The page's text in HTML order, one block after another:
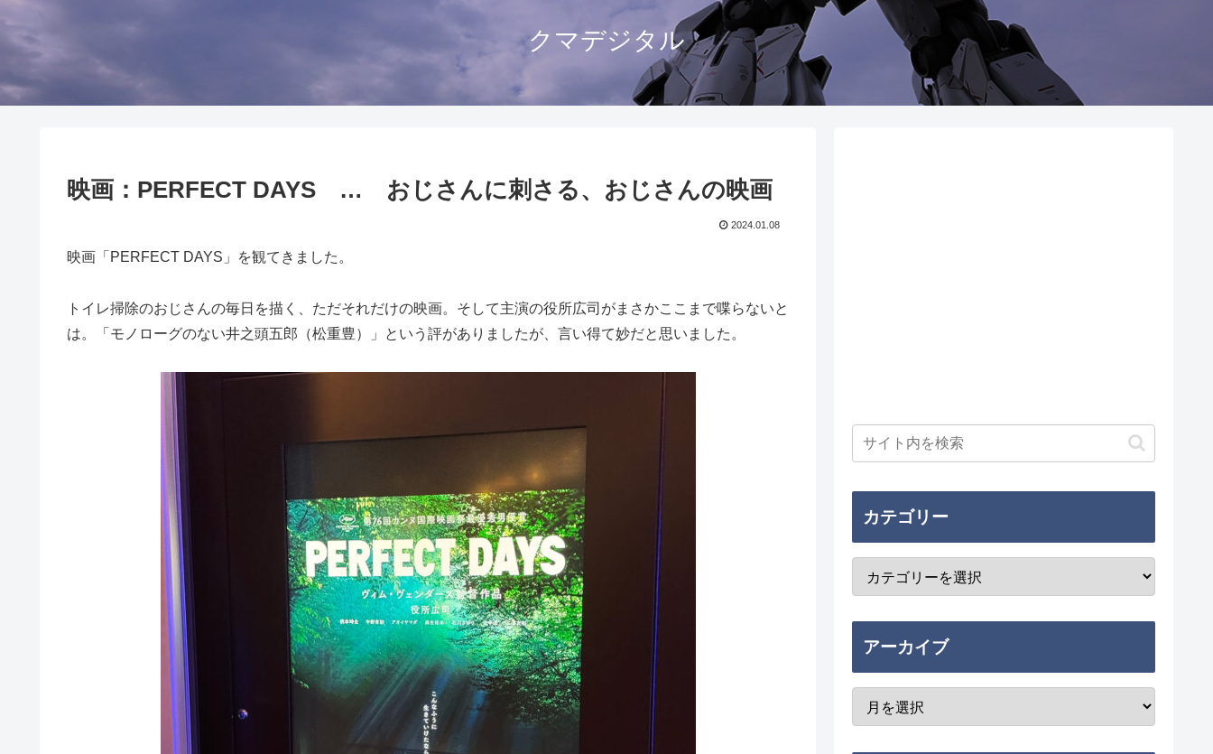
クマデジタル
映画：PERFECT DAYS … おじさんに刺さる、おじさんの映画
2024.01.08
映画「PERFECT DAYS」を観てきました。
トイレ掃除のおじさんの毎日を描く、ただそれだけの映画。そして主演の役所広司がまさかここまで喋らないと
は。「モノローグのない井之頭五郎（松重豊）」という評がありましたが、言い得て妙だと思いました。
カテゴリー
アーカイブ